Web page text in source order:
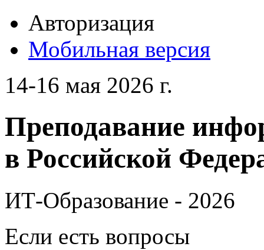
Авторизация
Мобильная версия
14-16 мая 2026 г.
Преподавание
в Российской
ИТ-Образование - 2026
Если есть вопросы